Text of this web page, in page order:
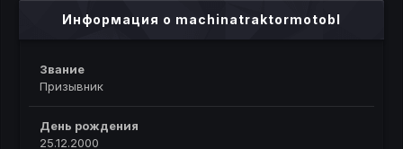
Информация о machinatraktormotobl
Звание
Призывник
День рождения
25.12.2000